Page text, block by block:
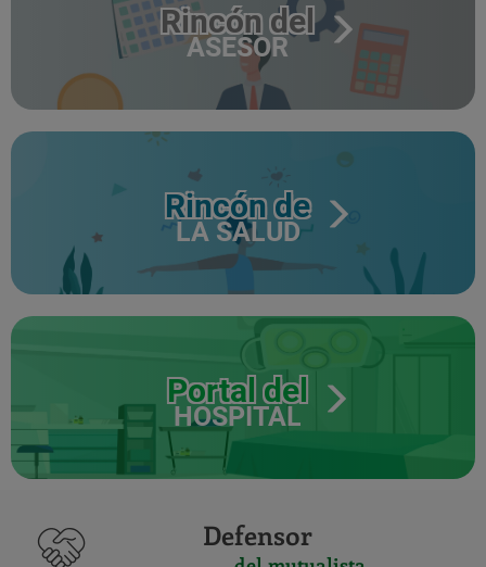
Rincón del
ASESOR
Rincón de
LA SALUD
Portal del
HOSPITAL
Defensor